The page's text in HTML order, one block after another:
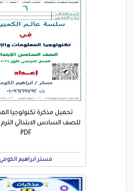
تحميل مذكرة تكنولوجيا
PDF
مستر ابراهيم الكومي